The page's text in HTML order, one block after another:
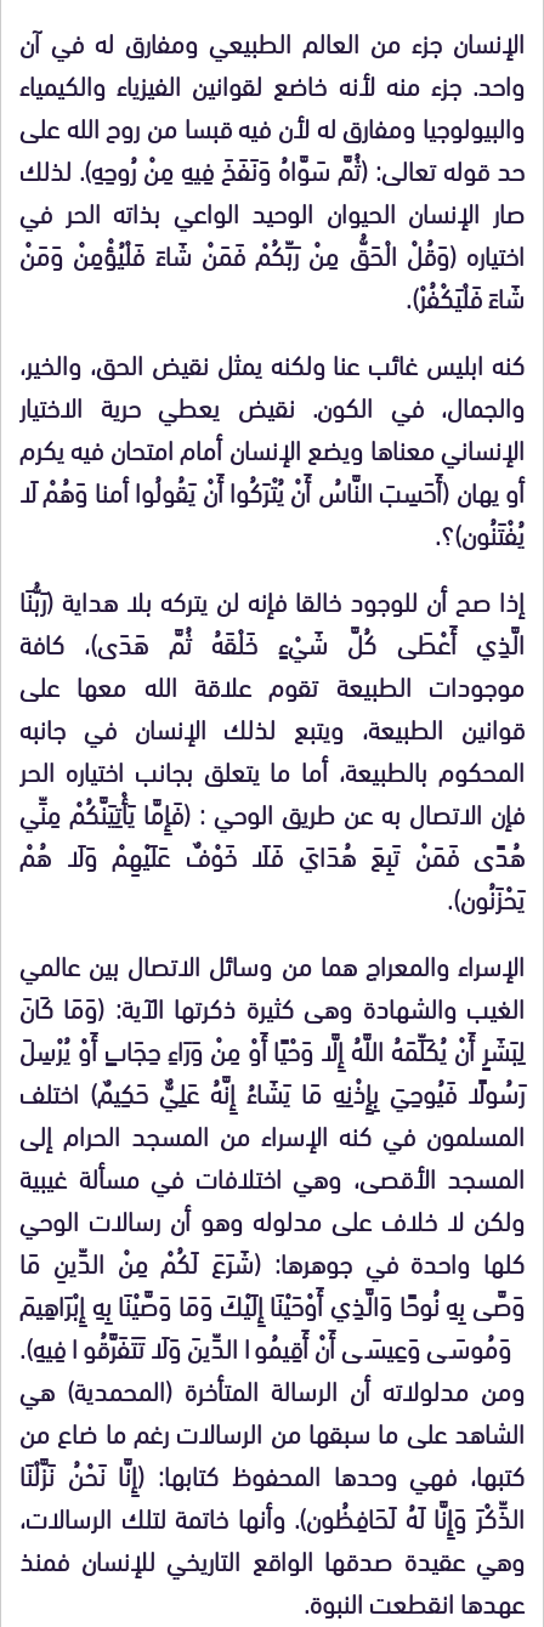
الإنسان جزء من العالم الطبيعي ومفارق له في آن
واحد. جزء منه لأنه خاضع لقوانين الفيزياء والكيمياء
والبيولوجيا ومفارق له لأن فيه قبسا من روح الله على
حد قوله تعالى: (ثُمَّ سَوَّاهُ وَنَفَخَ فِيهِ مِنْ رُوحِهِ). لذلك
صار الإنسان الحيوان الوحيد الواعي بذاته الحر في
اختياره (وَقُلْ الْحَقُّ مِنْ رَبِّكُمْ فَمَنْ شَاءَ فَلْيُؤْمِنْ وَمَنْ
شَاءَ فَلْيَكْفُرْ).
كنه ابليس غائب عنا ولكنه يمثل نقيض الحق، والخير،
والجمال، في الكون. نقيض يعطي حرية الاختيار
الإنساني معناها ويضع الإنسان أمام امتحان فيه يكرم
أو يهان (أَحَسِبَ النَّاسُ أَنْ يُتْرَكُوا أَنْ يَقُولُوا أمنا وَهُمْ لَا
يُفْتَنُون)؟.
إذا صح أن للوجود خالقا فإنه لن يتركه بلا هداية (رَبُّنَا
الَّذِي أَعْطَى كُلَّ شَيْءٍ خَلْقَهُ ثُمَّ هَدَى)، كافة
موجودات الطبيعة تقوم علاقة الله معها على
قوانين الطبيعة، ويتبع لذلك الإنسان في جانبه
المحكوم بالطبيعة، أما ما يتعلق بجانب اختياره الحر
فإن الاتصال به عن طريق الوحي : (فَإِمَّا يَأْتِيَنَّكُمْ مِنِّي
هُدًى فَمَنْ تَبِعَ هُدَايَ فَلَا خَوْفٌ عَلَيْهِمْ وَلَا هُمْ
يَحْزَنُون).
الإسراء والمعراج هما من وسائل الاتصال بين عالمي
الغيب والشهادة وهى كثيرة ذكرتها الآية: (وَمَا كَانَ
لِبَشَرٍ أَنْ يُكَلِّمَهُ اللَّهُ إِلَّا وَحْيًا أَوْ مِنْ وَرَاءِ حِجَابٍ أَوْ يُرْسِلَ
رَسُولًا فَيُوحِيَ بِإِذْنِهِ مَا يَشَاءُ إِنَّهُ عَلِيٌّ حَكِيمٌ) اختلف
المسلمون في كنه الإسراء من المسجد الحرام إلى
المسجد الأقصى، وهي اختلافات في مسألة غيبية
ولكن لا خلاف على مدلوله وهو أن رسالات الوحي
كلها واحدة في جوهرها: (شَرَعَ لَكُمْ مِنْ الدِّينِ مَا
وَصَّى بِهِ نُوحًا وَالَّذِي أَوْحَيْنَا إِلَيْكَ وَمَا وَصَّيْنَا بِهِ إِبْرَاهِيمَ
وَمُوسَى وَعِيسَى أَنْ أَقِيمُوا الدِّينَ وَلَا تَتَفَرَّقُوا فِيهِ).
ومن مدلولاته أن الرسالة المتأخرة (المحمدية) هي
الشاهد على ما سبقها من الرسالات رغم ما ضاع من
كتبها، فهي وحدها المحفوظ كتابها: (إِنَّا نَحْنُ نَزَّلْنَا
الذِّكْرَ وَإِنَّا لَهُ لَحَافِظُون). وأنها خاتمة لتلك الرسالات،
وهي عقيدة صدقها الواقع التاريخي للإنسان فمنذ
عهدها انقطعت النبوة.